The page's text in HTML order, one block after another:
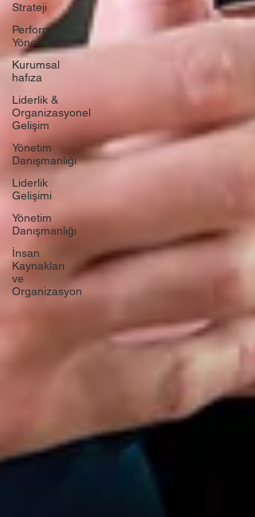
Strateji
Performans
Yönetimi
Kurumsal
hafıza
Liderlik &
Organizasyonel
Gelişim
Yönetim
Danışmanlığı
Liderlik
Gelişimi
Yönetim
Danışmanlığı
İnsan
Kaynakları
ve
Organizasyon